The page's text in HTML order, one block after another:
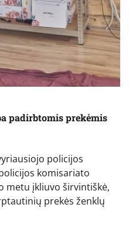
padirbtomis prekėmis
policijos
komisariato
metu įkliuvo širvintiškė,
prekės ženklų